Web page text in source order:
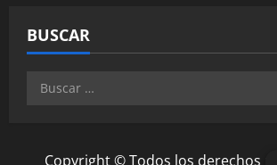
BUSCAR
Buscar:
Copyright © Todos los derechos